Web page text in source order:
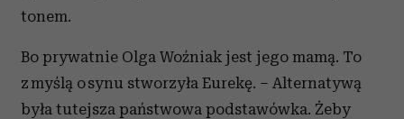
tonem.
Bo prywatnie Olga Woźniak jest jego mamą. To
z myślą o synu stworzyła Eurekę. – Alternatywą
była tutejsza państwowa podstawówka. Żeby